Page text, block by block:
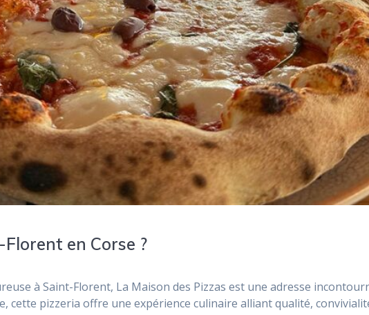
en Corse ?
à Saint-Florent, La Maison des Pizzas est une adresse
pizzeria offre une expérience culinaire alliant qualité,